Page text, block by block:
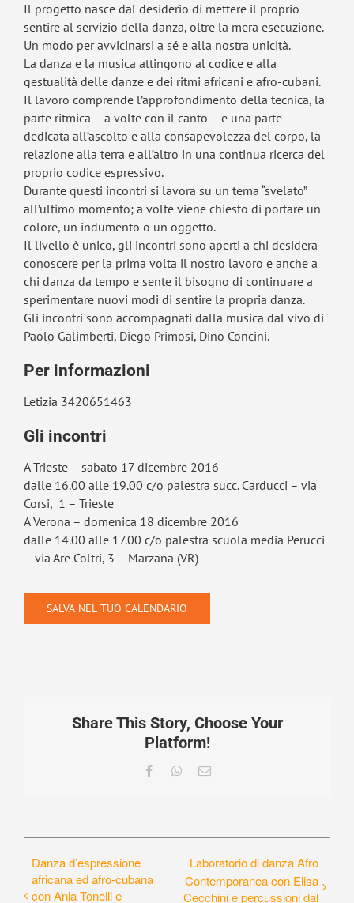
Il progetto nasce dal desiderio di mettere il proprio
sentire al servizio della danza, oltre la mera esecuzione.
Un modo per avvicinarsi a sé e alla nostra unicità.
La danza e la musica attingono al codice e alla
gestualità delle danze e dei ritmi africani e afro-cubani.
Il lavoro comprende l’approfondimento della tecnica, la
parte ritmica – a volte con il canto – e una parte
dedicata all’ascolto e alla consapevolezza del corpo, la
relazione alla terra e all’altro in una continua ricerca del
proprio codice espressivo.
Durante questi incontri si lavora su un tema “svelato”
all’ultimo momento; a volte viene chiesto di portare un
colore, un indumento o un oggetto.
Il livello è unico, gli incontri sono aperti a chi desidera
conoscere per la prima volta il nostro lavoro e anche a
chi danza da tempo e sente il bisogno di continuare a
sperimentare nuovi modi di sentire la propria danza.
Gli incontri sono accompagnati dalla musica dal vivo di
Paolo Galimberti, Diego Primosi, Dino Concini.
Per informazioni
Letizia 3420651463
Gli incontri
A Trieste – sabato 17 dicembre 2016
dalle 16.00 alle 19.00 c/o palestra succ. Carducci – via
Corsi, 1 – Trieste
A Verona – domenica 18 dicembre 2016
dalle 14.00 alle 17.00 c/o palestra scuola media Perucci
– via Are Coltri, 3 – Marzana (VR)
SALVA NEL TUO CALENDARIO
Share This Story, Choose Your
Platform!
FacebookWhatsApp
Email
Danza d’espressione
africana ed afro-cubana
con Ania Tonelli e
Laboratorio di danza Afro
Contemporanea con Elisa
Cecchini e percussioni dal